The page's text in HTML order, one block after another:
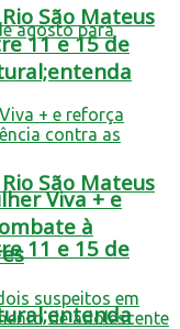
São Mateus
11 e 15 de
São Mateus
11 e 15 de
Viva + e
à